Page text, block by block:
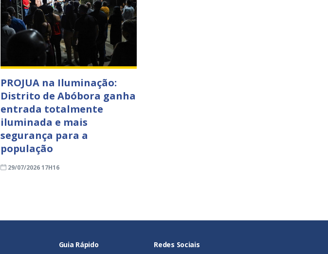
PROJUA na Iluminação:
Distrito de Abóbora ganha
entrada totalmente
iluminada e mais
segurança para a
população
29/07/2026 17H16
Guia Rápido Redes Sociais